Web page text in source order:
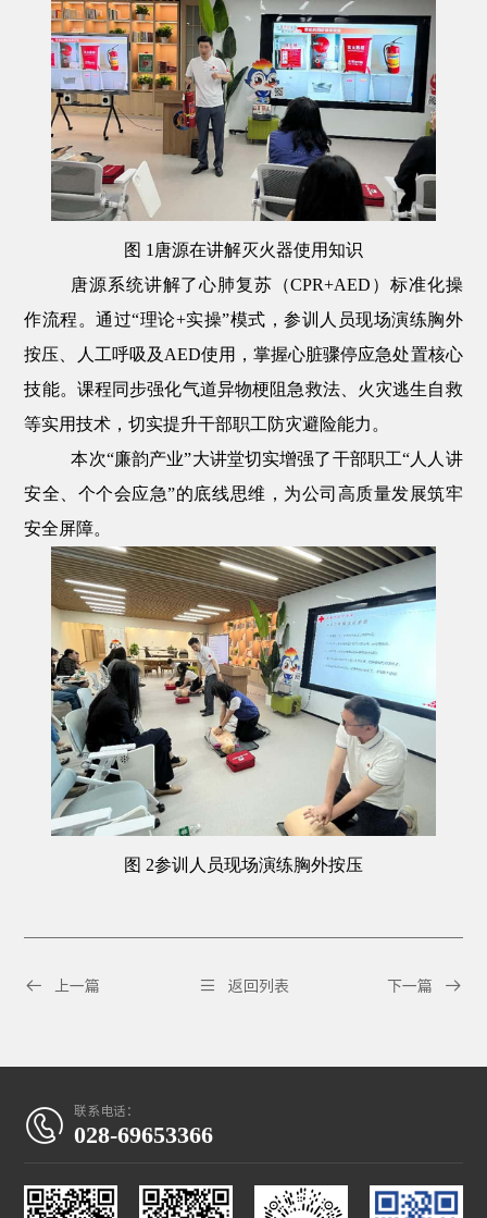
图 1 唐源在讲解灭火器使用知识
唐源系统讲解了心肺复苏（CPR+AED ）标准化操
作流程 。通过“理论+实操”模式，参训人员现场演练胸外
按压、人工呼吸及 AED使用，掌握心脏骤停应急处置核心
技能。课程同步强化气道异物梗阻急救法、火灾逃生自救
等实用技术，切实提升干部职工防灾避险能力 。
本次“廉韵产业”大讲堂切实增强了干部职工“人人讲
安全、个个会应急”的底线思维，为公司高质量发展筑牢
安全屏障。
图 2参训人员现场演练胸外按压
 上一篇  返回列表 下一篇 
 联系电话：
028-69653366